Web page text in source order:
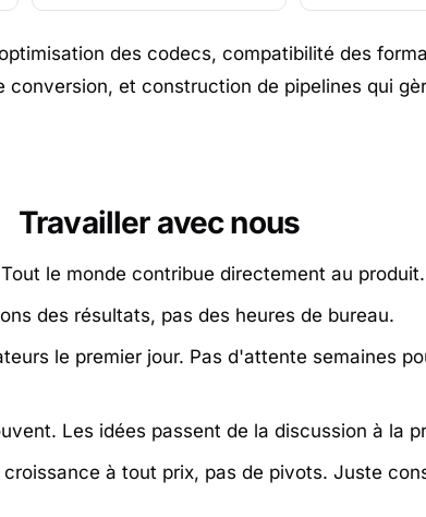
des codecs, compatibilité des
et construction de pipelines qui
Travailler avec nous
le monde contribue directement au produit.
des résultats, pas des heures de bureau.
le premier jour. Pas d'attente semaines
Les idées passent de la discussion à la
à tout prix, pas de pivots. Juste